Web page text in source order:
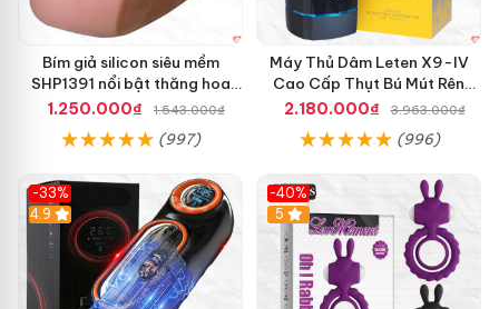
Bím giả silicon siêu mềm
SHP1391 nổi bật thăng hoa
hoàn hảo
1.250.000₫ 1.543.000₫
(997)
Máy Thủ Dâm Leten X9-IV
Cao Cấp Thụt Bú Mút Rên
Tỏa Nhiệt Sạc Pin
2.180.000₫ 3.963.000₫
(996)
-33%
Hot
4.9
-40%
5